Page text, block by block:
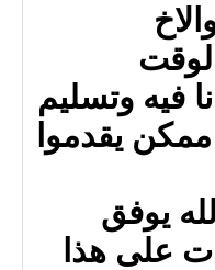
فيه وتسليم
يقدموا
يوفق
على هذا